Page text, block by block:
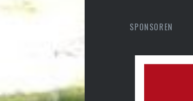
SPONSOREN